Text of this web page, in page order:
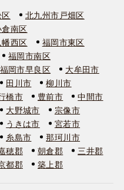
北九州市戸畑区
南区
西区
福岡市東区
福岡市南区
福岡市早良区
大牟田市
田川市
柳川市
橋市 豊前市
中間市
大野城市
宗像市
うきは市
宮若市
糸島市
那珂川市
穂郡 朝倉郡
三井郡
都郡 築上郡